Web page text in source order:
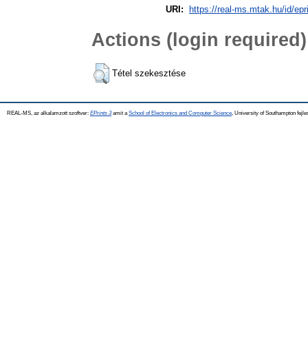
URI:
https://real-ms.mtak.hu/id/
Actions (login required)
Tétel szekesztése
REAL-MS, az alkalamzott szoftver: EPrints 3amit a School of Electronics and Computer Science , University of Southampton